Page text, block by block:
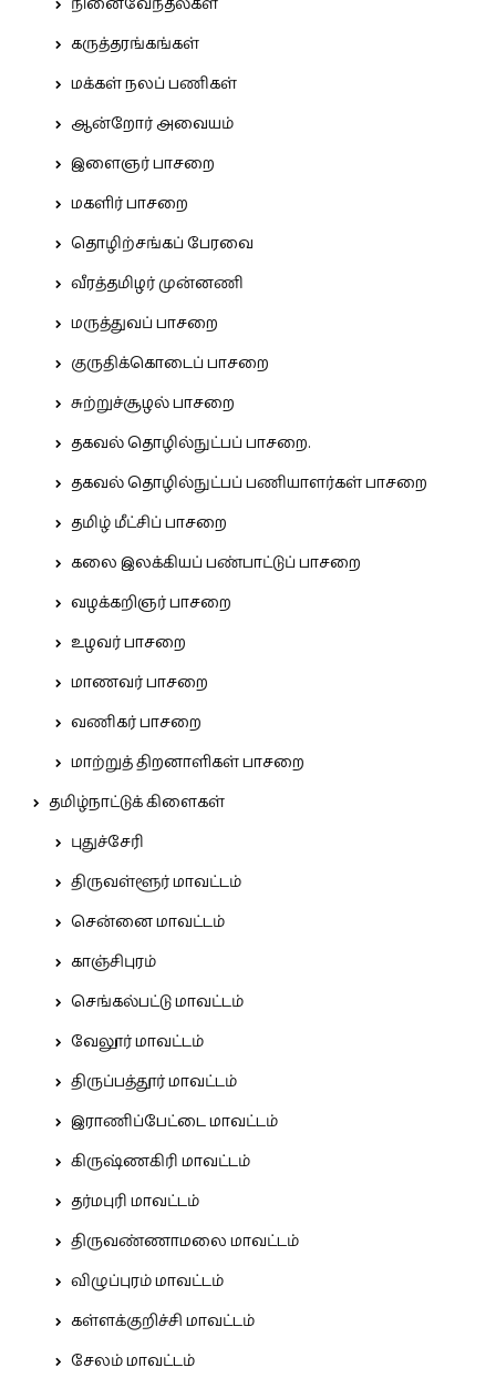
கருத்தரங்கங்கள்
மக்கள் நலப் பணிகள்
ஆன்றோர் அவையம்
இளைஞர் பாசறை
மகளிர் பாசறை
தொழிற்சங்கப் பேரவை
வீரத்தமிழர் முன்னணி
மருத்துவப் பாசறை
குருதிக்கொடைப் பாசறை
சுற்றுச்சூழல் பாசறை
தகவல் தொழில்நுட்பப் பாசறை.
தகவல் தொழில்நுட்பப் பணியாளர்கள் பாசறை
தமிழ் மீட்சிப் பாசறை
கலை இலக்கியப் பண்பாட்டுப் பாசறை
வழக்கறிஞர் பாசறை
உழவர் பாசறை
மாணவர் பாசறை
வணிகர் பாசறை
மாற்றுத் திறனாளிகள் பாசறை
தமிழ்நாட்டுக் கிளைகள்
புதுச்சேரி
திருவள்ளூர் மாவட்டம்
சென்னை மாவட்டம்
காஞ்சிபுரம்
செங்கல்பட்டு மாவட்டம்
வேலூர் மாவட்டம்
திருப்பத்தூர் மாவட்டம்
இராணிப்பேட்டை மாவட்டம்
கிருஷ்ணகிரி மாவட்டம்
தர்மபுரி மாவட்டம்
திருவண்ணாமலை மாவட்டம்
விழுப்புரம் மாவட்டம்
கள்ளக்குறிச்சி மாவட்டம்
சேலம் மாவட்டம்